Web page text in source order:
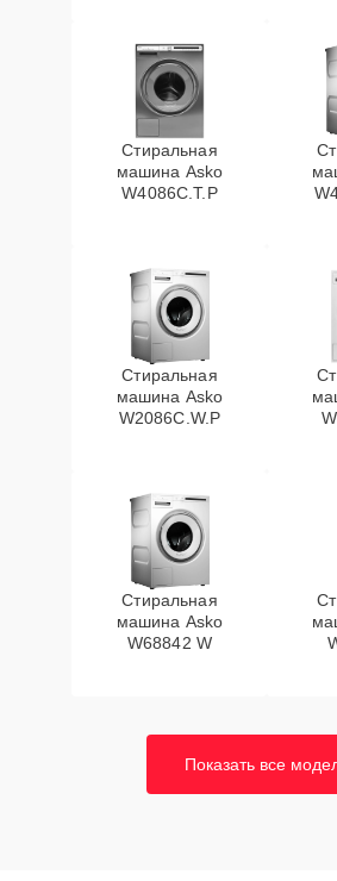
Стиральная
машина Asko
W4086C.T.P
Стиральная
машина Asko
W2086C.W.P
Стиральная
машина Asko
W68842 W
Показать все